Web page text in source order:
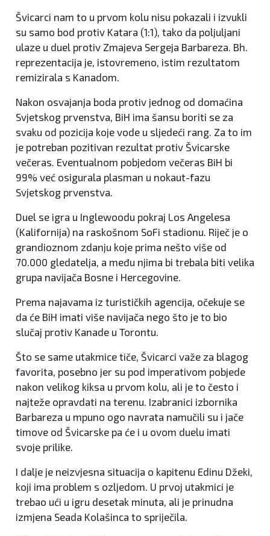
Švicarci nam to u prvom kolu nisu pokazali i izvukli
su samo bod protiv Katara (1:1), tako da poljuljani
ulaze u duel protiv Zmajeva Sergeja Barbareza. Bh.
reprezentacija je, istovremeno, istim rezultatom
remizirala s Kanadom.
Nakon osvajanja boda protiv jednog od domaćina
Svjetskog prvenstva, BiH ima šansu boriti se za
svaku od pozicija koje vode u sljedeći rang. Za to im
je potreban pozitivan rezultat protiv Švicarske
večeras. Eventualnom pobjedom večeras BiH bi
99% već osigurala plasman u nokaut-fazu
Svjetskog prvenstva.
Duel se igra u Inglewoodu pokraj Los Angelesa
(Kalifornija) na raskošnom SoFi stadionu. Riječ je o
grandioznom zdanju koje prima nešto više od
70.000 gledatelja, a među njima bi trebala biti velika
grupa navijača Bosne i Hercegovine.
Prema najavama iz turističkih agencija, očekuje se
da će BiH imati više navijača nego što je to bio
slučaj protiv Kanade u Torontu.
Što se same utakmice tiče, Švicarci važe za blagog
favorita, posebno jer su pod imperativom pobjede
nakon velikog kiksa u prvom kolu, ali je to često i
najteže opravdati na terenu. Izabranici izbornika
Barbareza u mpuno ogo navrata namučili su i jače
timove od Švicarske pa će i u ovom duelu imati
svoje prilike.
I dalje je neizvjesna situacija o kapitenu Edinu Džeki,
koji ima problem s ozljedom. U prvoj utakmici je
trebao ući u igru desetak minuta, ali je prinudna
izmjena Seada Kolašinca to spriječila.